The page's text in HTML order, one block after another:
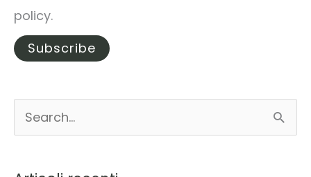
policy.
e